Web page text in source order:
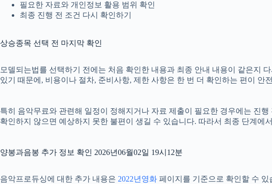
필요한 자료와 개인정보 활용 범위 확인
최종 진행 전 조건 다시 확인하기
상승종목 선택 전 마지막 확인
모델되는법를 선택하기 전에는 처음 확인한 내용과 최종 안내 내용이 같은지
있기 때문에, 비용이나 절차, 준비사항, 제한 사항은 한 번 더 확인하는 편이 안
특히 음악무료와 관련해 일정이 정해지거나 자료 제출이 필요한 경우에는 진
확인하지 않으면 예상하지 못한 불편이 생길 수 있습니다. 따라서 최종 단계에
양봉과음봉 추가 정보 확인 2026년06월02일 19시12분
음악프로듀싱에 대한 추가 내용은 2022년영화 페이지를 기준으로 확인할 수 있